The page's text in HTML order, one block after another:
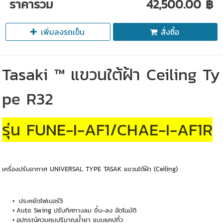
ราคารวม 42,500.00 ฿
เพิ่มลงรถเข็น สั่งซื้อ
Tasaki ™ แขวนใต้ฝ้า Ceiling Ty
pe R32
รุ่น FUNE-I-AF1/CHAE-I-AF1R
เครื่องปรับอากาศ UNIVERSAL TYPE TASAK แขวนใต้ฝ้า (Ceiling)
ประหยัดไฟเบอร์5
Auto Swing ปรับทิศทางลม ขึ้น-ลง อัตโนมัติ
อุปกรณ์ควบคุมปริมาณน้ำยา แบบแคปทิ้ว